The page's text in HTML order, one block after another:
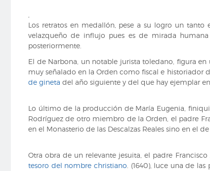
Los retratos en medallón, pese a su logro un tanto
velazqueño de influjo pues es de mirada
posteriormente.
El de Narbona, un notable jurista toledano, figura
muy señalado en la Orden como fiscal e historiador
de gineta del año siguiente y del que hay ejemplar en
Lo último de la producción de María Eugenia,
Rodríguez de otro miembro de la Orden, el padre
en el Monasterio de las Descalzas Reales sino en el
Otra obra de un relevante jesuita, el padre
tesoro del nombre christiano . (1640), luce una de